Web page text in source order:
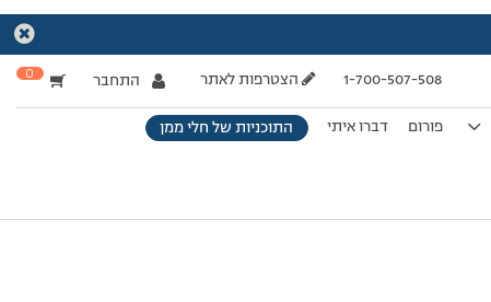
1-700-507-508 הצטרפות לאתר התחבר 0
פורום דברו איתי התוכניות של חלי ממן